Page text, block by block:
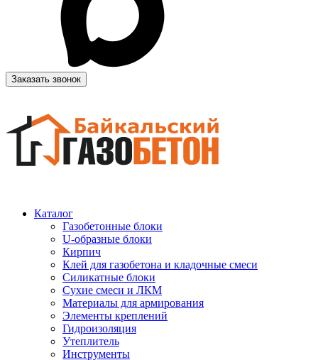
Заказать звонок
Каталог
Газобетонные блоки
U-образные блоки
Кирпич
Клей для газобетона и кладочные смеси
Силикатные блоки
Сухие смеси и ЛКМ
Материалы для армирования
Элементы креплений
Гидроизоляция
Утеплитель
Инструменты